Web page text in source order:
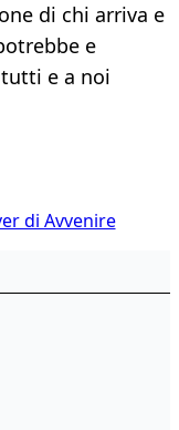
di chi arriva e
e
e a noi
di Avvenire